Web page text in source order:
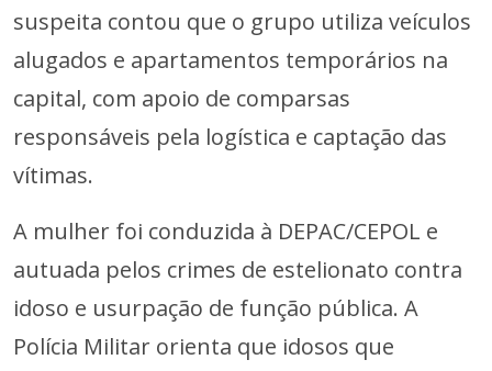
suspeita contou que o grupo utiliza veículos
alugados e apartamentos temporários na
capital, com apoio de comparsas
responsáveis pela logística e captação das
vítimas.
A mulher foi conduzida à DEPAC/CEPOL e
autuada pelos crimes de estelionato contra
idoso e usurpação de função pública. A
Polícia Militar orienta que idosos que